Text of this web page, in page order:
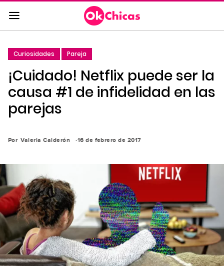
Saltar
al
contenido
a
la
navegación
principal
Curiosidades Pareja
¡Cuidado! Netflix puede ser la
causa #1 de infidelidad en las
parejas
Por Valeria Calderón 16 de febrero de 2017